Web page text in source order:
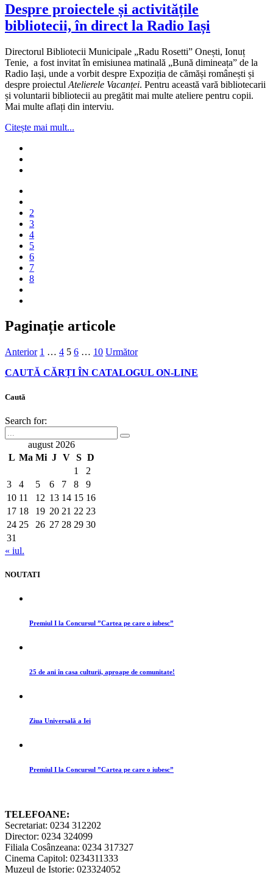
Despre proiectele și activitățile
bibliotecii, în direct la Radio Iași
Directorul Bibliotecii Municipale „Radu Rosetti” Onești, Ionuț
Tenie, a fost invitat în emisiunea matinală „Bună dimineața” de la
Radio Iași, unde a vorbit despre Expoziția de cămăși românești și
despre proiectul Atelierele Vacanței. Pentru această vară bibliotecarii
și voluntarii bibliotecii au pregătit mai multe ateliere pentru copii.
Mai multe aflați din interviu.
Citește mai mult...
2
3
4
5
6
7
8
Paginație articole
Anterior 1 … 4 5 6 … 10 Următor
CAUTĂ CĂRȚI ÎN CATALOGUL ON-LINE
Caută
Search for:
august 2026
L Ma Mi J V S D
1
2
3
4 5 6 7 8
9
10 11 12 13 14 15 16
17 18 19 20 21 22 23
24 25 26 27 28 29 30
31
« iul.
NOUTATI
Premiul I la Concursul ”Cartea pe care o iubesc”
25 de ani în casa culturii, aproape de comunitate!
Ziua Universală a Iei
Premiul I la Concursul ”Cartea pe care o iubesc”
TELEFOANE:
Secretariat: 0234 312202
Director: 0234 324099
Filiala Cosânzeana: 0234 317327
Cinema Capitol: 0234311333
Muzeul de Istorie: 023324052